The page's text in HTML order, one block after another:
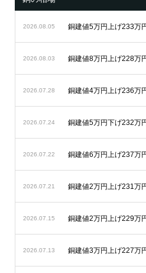
2026.08.05 銅建値5万円上げ233万
2026.08.03 銅建値8万円上げ228万
2026.07.28 銅建値4万円上げ236万
2026.07.24 銅建値5万円下げ232万
2026.07.22 銅建値6万円上げ237万
2026.07.21 銅建値2万円上げ231万
2026.07.15 銅建値2万円上げ229万
2026.07.13 銅建値3万円上げ227万